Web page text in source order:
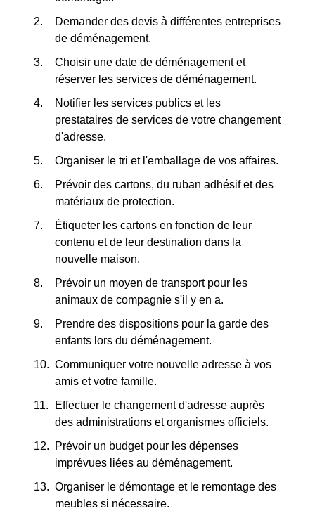
Demander des devis à différentes entreprises
de déménagement.
Choisir une date de déménagement et
réserver les services de déménagement.
Notifier les services publics et les
prestataires de services de votre changement
d'adresse.
Organiser le tri et l'emballage de vos affaires.
Prévoir des cartons, du ruban adhésif et des
matériaux de protection.
Étiqueter les cartons en fonction de leur
contenu et de leur destination dans la
nouvelle maison.
Prévoir un moyen de transport pour les
animaux de compagnie s'il y en a.
Prendre des dispositions pour la garde des
enfants lors du déménagement.
Communiquer votre nouvelle adresse à vos
amis et votre famille.
Effectuer le changement d'adresse auprès
des administrations et organismes officiels.
Prévoir un budget pour les dépenses
imprévues liées au déménagement.
Organiser le démontage et le remontage des
meubles si nécessaire.